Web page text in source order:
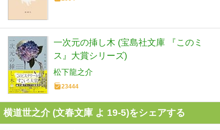
一次元の挿し木 (宝島社文庫 『このミ
ス』大賞シリーズ)
松下龍之介
23444
横道世之介 (文春文庫 よ 19-5)をシェアする